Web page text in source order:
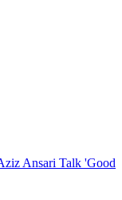
Ansari Talk 'Good